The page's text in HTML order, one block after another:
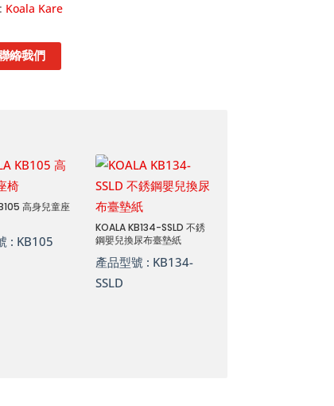
Koala Kare
絡我們
高身兒童座
: KB105
KOALA KB134-SSLD 不銹
鋼嬰兒換尿布臺墊紙
產品型號 : KB134-
SSLD